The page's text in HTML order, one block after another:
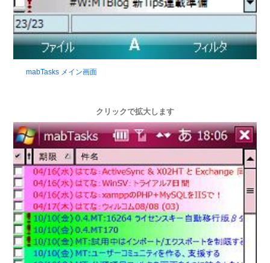
mabTasks メイン画面
クリックで拡大します